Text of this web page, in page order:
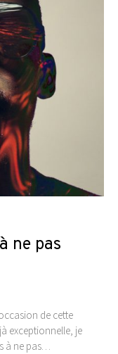
ne pas
de cette
exceptionnelle, je
à ne pas…